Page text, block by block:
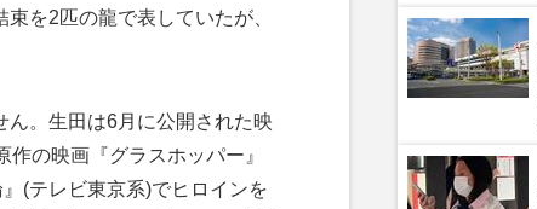
を2匹の龍で表していたが、
ん。生田は6月に公開された映
の映画『グラスホッパー』
(テレビ東京系)でヒロインを